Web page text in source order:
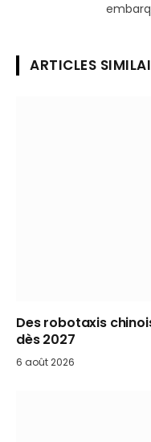
ARTICLES
Des robotaxis
dès 2027
6 août 2026